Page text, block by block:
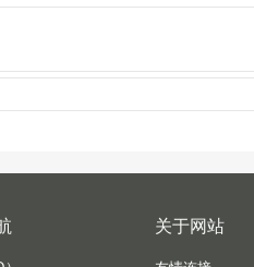
关于网站